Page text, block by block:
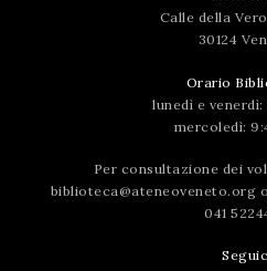
Calle della
30124
Orario
lunedì e
mercoledì:
Per consultazione dei
biblioteca@ateneoveneto.org
041